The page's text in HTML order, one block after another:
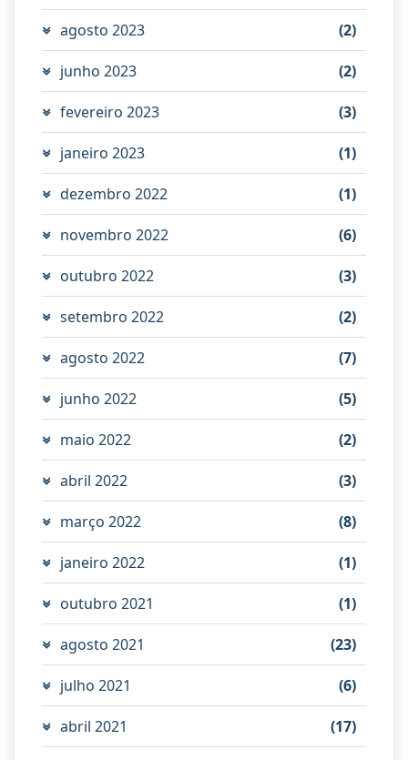
agosto 2023 (2)
junho 2023 (2)
fevereiro 2023 (3)
janeiro 2023 (1)
dezembro 2022 (1)
novembro 2022 (6)
outubro 2022 (3)
setembro 2022 (2)
agosto 2022 (7)
junho 2022 (5)
maio 2022 (2)
abril 2022 (3)
março 2022 (8)
janeiro 2022 (1)
outubro 2021 (1)
agosto 2021 (23)
julho 2021 (6)
abril 2021 (17)